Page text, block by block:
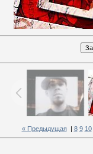
« Предыдущая| 8 9 10